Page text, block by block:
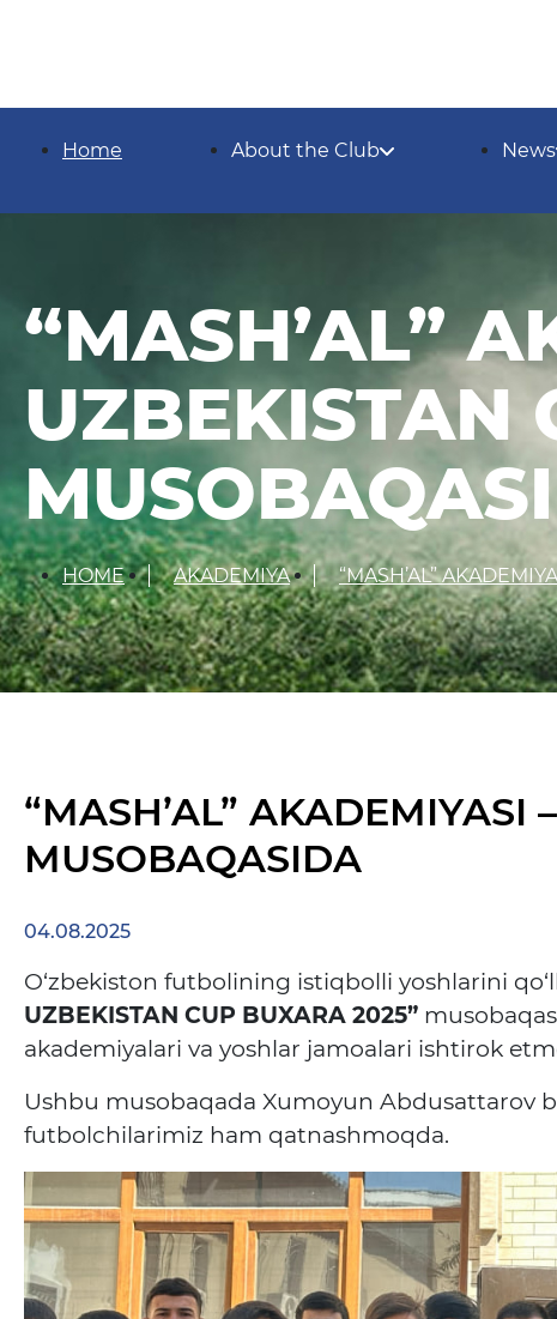
Home About the Club News
“MASH’AL”
UZBEKISTAN
HOME AKADEMIYA “MASH’AL”
“MASH’AL”
MUSOBAQASIDA
04.08.2025
O‘zbekiston futbolining istiqbolli yoshlarini
UZBEKISTAN CUP BUXARA 2025”
akademiyalari va yoshlar jamoalari ishtirok
Ushbu musobaqada Xumoyun Abdusattarov
futbolchilarimiz ham qatnashmoqda.